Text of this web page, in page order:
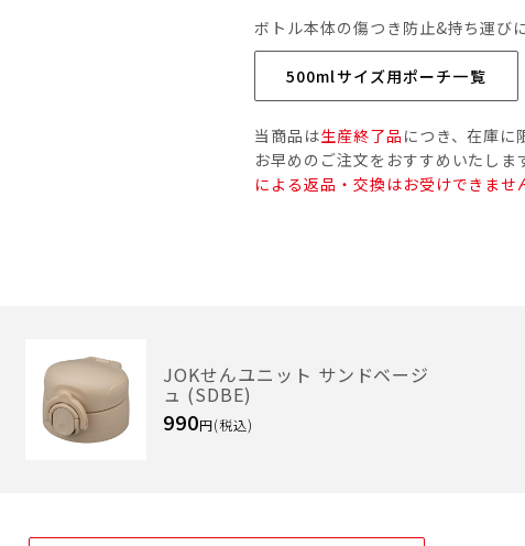
ボトル本体の傷つき防止&持ち運び
500mlサイズ用ポーチ一覧
当商品は生産終了品 につき、在庫に
お早めのご注文をおすすめいたしま
による返品・交換はお受けできませ
JOKせんユニット サンドベージ
ュ (SDBE)
990円(税込)